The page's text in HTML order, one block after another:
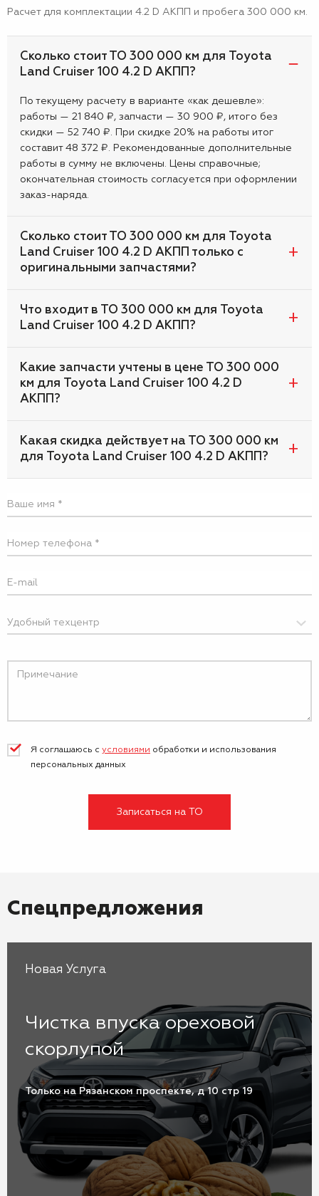
Расчет для комплектации 4.2 D АКПП и пробега 300 000 км.
Сколько стоит ТО 300 000 км для Toyota
Land Cruiser 100 4.2 D АКПП?
По текущему расчету в варианте «как дешевле»:
работы — 21 840 ₽, запчасти — 30 900 ₽, итого без
скидки — 52 740 ₽. При скидке 20% на работы итог
составит 48 372 ₽. Рекомендованные дополнительные
работы в сумму не включены. Цены справочные;
окончательная стоимость согласуется при оформлении
заказ-наряда.
Сколько стоит ТО 300 000 км для Toyota
Land Cruiser 100 4.2 D АКПП только с
оригинальными запчастями?
Что входит в ТО 300 000 км для Toyota
Land Cruiser 100 4.2 D АКПП?
Какие запчасти учтены в цене ТО 300 000
км для Toyota Land Cruiser 100 4.2 D
АКПП?
Какая скидка действует на ТО 300 000 км
для Toyota Land Cruiser 100 4.2 D АКПП?
Я соглашаюсь с условиями обработки и использования
персональных данных
Записаться на ТО
Спецпредложения
Новая Услуга
Чистка впуска ореховой
скорлупой
Только на Рязанском проспекте, д 10 стр 19